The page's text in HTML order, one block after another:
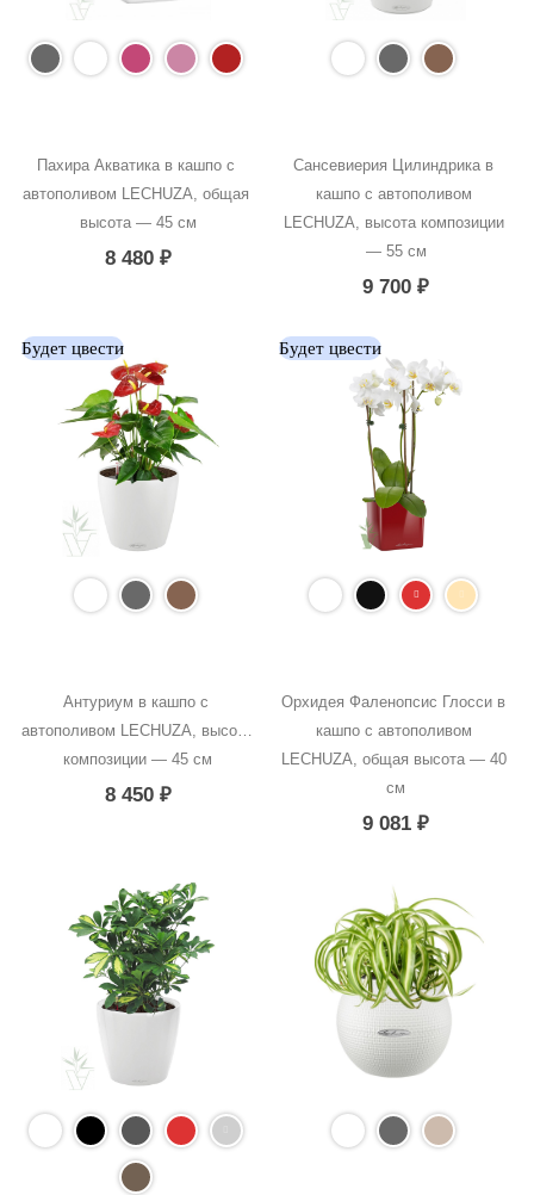
Пахира Акватика в кашпо с
автополивом LECHUZA, общая
высота — 45 см
8 480 ₽
Сансевиерия Цилиндрика в
кашпо с автополивом
LECHUZA, высота композиции
— 55 см
9 700₽
Будет цвести
Антуриум в кашпо с
автополивом LECHUZA, высота
композиции — 45 см
8 450 ₽
Будет цвести
Орхидея Фаленопсис Глосси в
кашпо с автополивом
LECHUZA, общая высота — 40
см
9 081₽